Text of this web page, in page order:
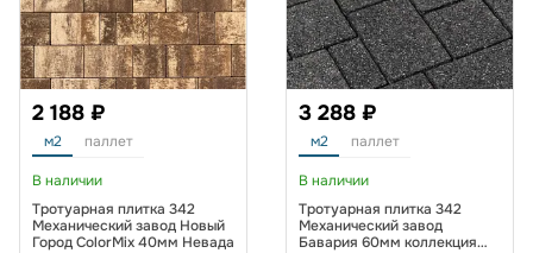
2 188 ₽
м2 паллет
В наличии
Тротуарная плитка 342
Механический завод Новый
Город ColorMix 40мм Невада
3 288 ₽
м2 паллет
В наличии
Тротуарная плитка 342
Механический завод
Бавария 60мм коллекция